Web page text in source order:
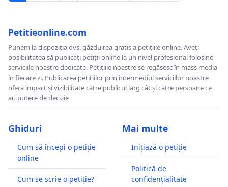
Petitieonline.com
Punem la dispoziția dvs. găzduirea gratis a petițiile online. Aveți
posibilitatea să publicați petiții online la un nivel profesional folosind
serviciile noastre dedicate. Petițiile noastre se regăsesc în mass media
în fiecare zi. Publicarea petițiilor prin intermediul serviciilor noastre
oferă impact și vizibilitate către publicul larg cât și către persoane ce
au putere de decizie
Ghiduri
Cum să începi o petiție
online
Cum se scrie o petiție?
Mai multe
Inițiază o petiție
Politică de
confidențialitate